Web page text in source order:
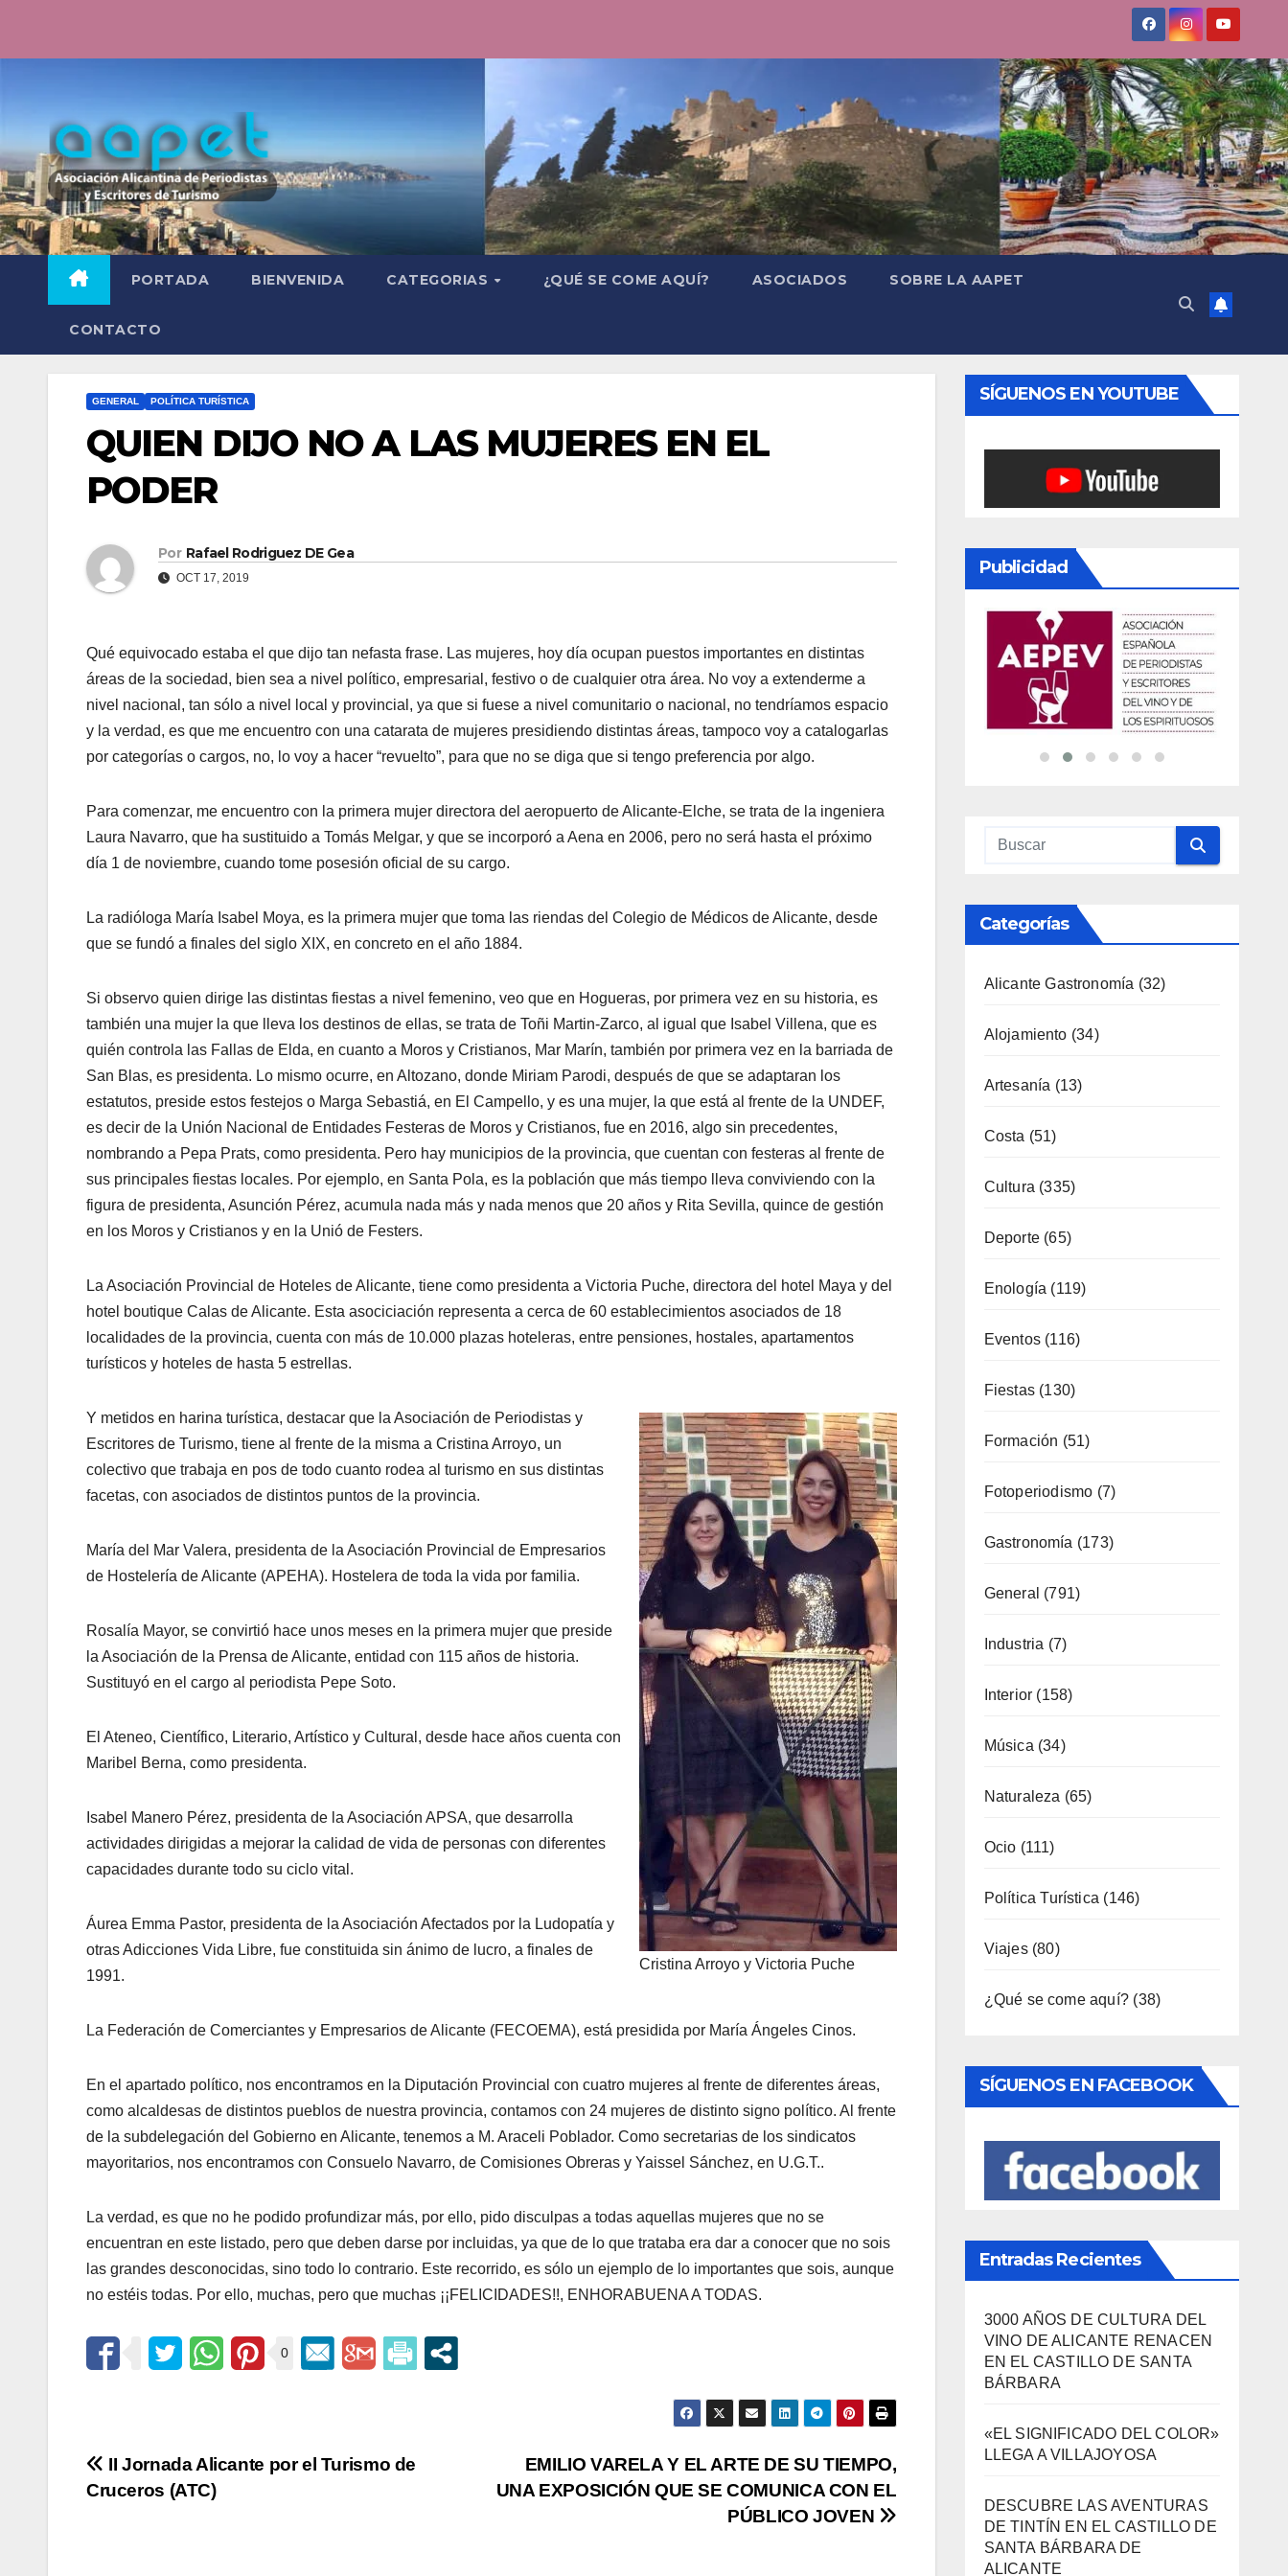
PORTADA BIENVENIDA CATEGORIAS ¿QUÉ SE COME AQUÍ? ASOCIADOS SOBRE LA AAPET
CONTACTO
GENERAL POLÍTICA TURÍSTICA
QUIEN DIJO NO A LAS MUJERES EN EL
PODER
Por Rafael Rodriguez DE Gea
OCT 17, 2019
Qué equivocado estaba el que dijo tan nefasta frase. Las mujeres, hoy día ocupan puestos importantes en distintas
áreas de la sociedad, bien sea a nivel político, empresarial, festivo o de cualquier otra área. No voy a extenderme a
nivel nacional, tan sólo a nivel local y provincial, ya que si fuese a nivel comunitario o nacional, no tendríamos espacio
y la verdad, es que me encuentro con una catarata de mujeres presidiendo distintas áreas, tampoco voy a catalogarlas
por categorías o cargos, no, lo voy a hacer “revuelto”, para que no se diga que si tengo preferencia por algo.
Para comenzar, me encuentro con la primera mujer directora del aeropuerto de Alicante-Elche, se trata de la ingeniera
Laura Navarro, que ha sustituido a Tomás Melgar, y que se incorporó a Aena en 2006, pero no será hasta el próximo
día 1 de noviembre, cuando tome posesión oficial de su cargo.
La radióloga María Isabel Moya, es la primera mujer que toma las riendas del Colegio de Médicos de Alicante, desde
que se fundó a finales del siglo XIX, en concreto en el año 1884.
Si observo quien dirige las distintas fiestas a nivel femenino, veo que en Hogueras, por primera vez en su historia, es
también una mujer la que lleva los destinos de ellas, se trata de Toñi Martin-Zarco, al igual que Isabel Villena, que es
quién controla las Fallas de Elda, en cuanto a Moros y Cristianos, Mar Marín, también por primera vez en la barriada de
San Blas, es presidenta. Lo mismo ocurre, en Altozano, donde Miriam Parodi, después de que se adaptaran los
estatutos, preside estos festejos o Marga Sebastiá, en El Campello, y es una mujer, la que está al frente de la UNDEF,
es decir de la Unión Nacional de Entidades Festeras de Moros y Cristianos, fue en 2016, algo sin precedentes,
nombrando a Pepa Prats, como presidenta. Pero hay municipios de la provincia, que cuentan con festeras al frente de
sus principales fiestas locales. Por ejemplo, en Santa Pola, es la población que más tiempo lleva conviviendo con la
figura de presidenta, Asunción Pérez, acumula nada más y nada menos que 20 años y Rita Sevilla, quince de gestión
en los Moros y Cristianos y en la Unió de Festers.
La Asociación Provincial de Hoteles de Alicante, tiene como presidenta a Victoria Puche, directora del hotel Maya y del
hotel boutique Calas de Alicante. Esta asociciación representa a cerca de 60 establecimientos asociados de 18
localidades de la provincia, cuenta con más de 10.000 plazas hoteleras, entre pensiones, hostales, apartamentos
turísticos y hoteles de hasta 5 estrellas.
Cristina Arroyo y Victoria Puche
Y metidos en harina turística, destacar que la Asociación de Periodistas y
Escritores de Turismo, tiene al frente de la misma a Cristina Arroyo, un
colectivo que trabaja en pos de todo cuanto rodea al turismo en sus distintas
facetas, con asociados de distintos puntos de la provincia.
María del Mar Valera, presidenta de la Asociación Provincial de Empresarios
de Hostelería de Alicante (APEHA). Hostelera de toda la vida por familia.
Rosalía Mayor, se convirtió hace unos meses en la primera mujer que preside
la Asociación de la Prensa de Alicante, entidad con 115 años de historia.
Sustituyó en el cargo al periodista Pepe Soto.
El Ateneo, Científico, Literario, Artístico y Cultural, desde hace años cuenta con
Maribel Berna, como presidenta.
Isabel Manero Pérez, presidenta de la Asociación APSA, que desarrolla
actividades dirigidas a mejorar la calidad de vida de personas con diferentes
capacidades durante todo su ciclo vital.
Áurea Emma Pastor, presidenta de la Asociación Afectados por la Ludopatía y
otras Adicciones Vida Libre, fue constituida sin ánimo de lucro, a finales de
1991.
La Federación de Comerciantes y Empresarios de Alicante (FECOEMA), está presidida por María Ángeles Cinos.
En el apartado político, nos encontramos en la Diputación Provincial con cuatro mujeres al frente de diferentes áreas,
como alcaldesas de distintos pueblos de nuestra provincia, contamos con 24 mujeres de distinto signo político. Al frente
de la subdelegación del Gobierno en Alicante, tenemos a M. Araceli Poblador. Como secretarias de los sindicatos
mayoritarios, nos encontramos con Consuelo Navarro, de Comisiones Obreras y Yaissel Sánchez, en U.G.T..
La verdad, es que no he podido profundizar más, por ello, pido disculpas a todas aquellas mujeres que no se
encuentran en este listado, pero que deben darse por incluidas, ya que de lo que trataba era dar a conocer que no sois
las grandes desconocidas, sino todo lo contrario. Este recorrido, es sólo un ejemplo de lo importantes que sois, aunque
no estéis todas. Por ello, muchas, pero que muchas ¡¡FELICIDADES!!, ENHORABUENA A TODAS.
0
Navegación
EMILIO VARELA Y EL ARTE DE SU TIEMPO,
UNA EXPOSICIÓN QUE SE COMUNICA CON EL
PÚBLICO JOVEN
II Jornada Alicante por el Turismo de
Cruceros (ATC)
SÍGUENOS EN YOUTUBE
Publicidad
Categorías
Alicante Gastronomía (32)
Alojamiento (34)
Artesanía (13)
Costa (51)
Cultura (335)
Deporte (65)
Enología (119)
Eventos (116)
Fiestas (130)
Formación (51)
Fotoperiodismo (7)
Gastronomía (173)
General (791)
Industria (7)
Interior (158)
Música (34)
Naturaleza (65)
Ocio (111)
Política Turística (146)
Viajes (80)
¿Qué se come aquí? (38)
SÍGUENOS EN FACEBOOK
Entradas Recientes
3000 AÑOS DE CULTURA DEL
VINO DE ALICANTE RENACEN
EN EL CASTILLO DE SANTA
BÁRBARA
«EL SIGNIFICADO DEL COLOR»
LLEGA A VILLAJOYOSA
DESCUBRE LAS AVENTURAS
DE TINTÍN EN EL CASTILLO DE
SANTA BÁRBARA DE
ALICANTE